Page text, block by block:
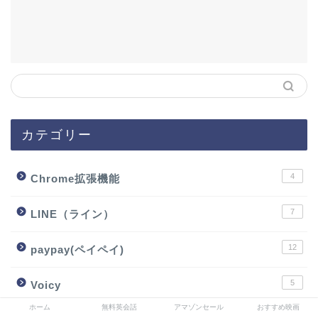
カテゴリー
Chrome拡張機能 4
LINE（ライン） 7
paypay(ペイペイ) 12
Voicy 5
ホーム 無料英会話 アマゾンセール おすすめ映画